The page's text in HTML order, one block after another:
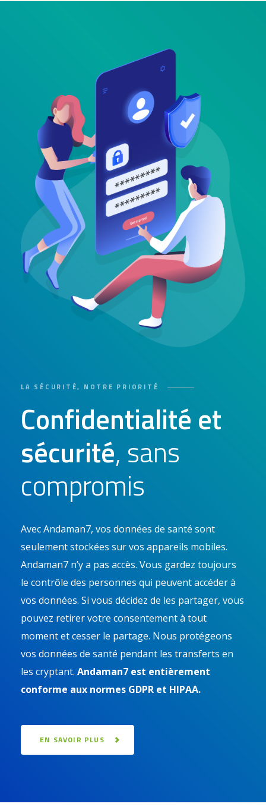
LA SÉCURITÉ, NOTRE PRIORITÉ
Confidentialité et
sécurité, sans
compromis
Avec Andaman7, vos données de santé sont
seulement stockées sur vos appareils mobiles.
Andaman7 n’y a pas accès. Vous gardez toujours
le contrôle des personnes qui peuvent accéder à
vos données. Si vous décidez de les partager, vous
pouvez retirer votre consentement à tout
moment et cesser le partage. Nous protégeons
vos données de santé pendant les transferts en
les cryptant. Andaman7 est entièrement
conforme aux normes GDPR et HIPAA.
EN SAVOIR PLUS